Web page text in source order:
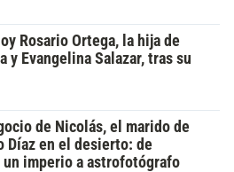
Rosario Ortega, la hija de
y Evangelina Salazar, tras su
de Nicolás, el marido de
Díaz en el desierto: de
un imperio a astrofotógrafo